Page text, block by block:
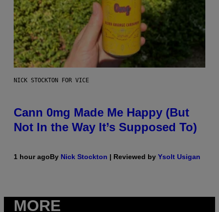
NICK STOCKTON FOR VICE
Cann 0mg Made Me Happy (But
Not In the Way It’s Supposed To)
1 hour agoBy Nick Stockton | Reviewed by Ysolt Usigan
MORE